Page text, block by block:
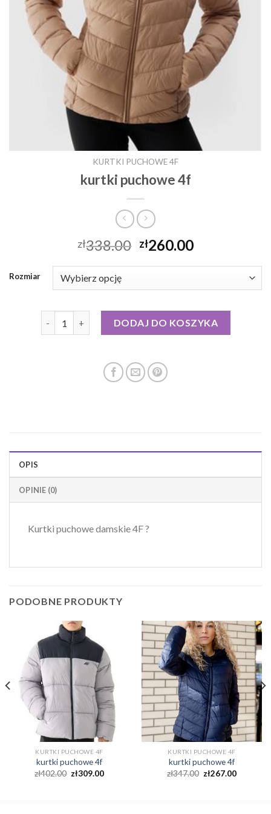
KURTKI PUCHOWE 4F
kurtki puchowe 4f
zł338.00 zł260.00
Rozmiar
DODAJ DO KOSZYKA
OPIS
OPINIE (0)
Kurtki puchowe damskie 4F ?
PODOBNE PRODUKTY
KURTKI PUCHOWE 4F
kurtki puchowe 4f
zł402.00 zł309.00
KURTKI PUCHOWE 4F
kurtki puchowe 4f
zł347.00 zł267.00